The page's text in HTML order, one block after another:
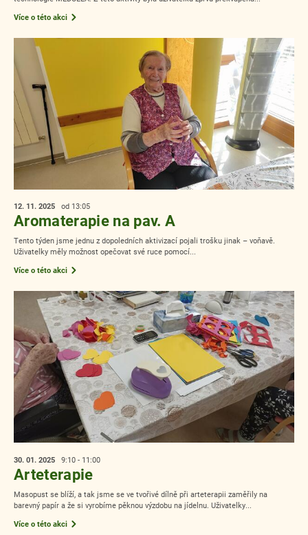
Více o této akci
12. 11. 2025 od 13:05
Aromaterapie na pav. A
Tento týden jsme jednu z dopoledních aktivizací pojali trošku jinak – voňavě.
Uživatelky měly možnost opečovat své ruce pomocí...
Více o této akci
30. 01. 2025 9:10 - 11:00
Arteterapie
Masopust se blíží, a tak jsme se ve tvořivé dílně při arteterapii zaměřily na
barevný papír a že si vyrobíme pěknou výzdobu na jídelnu. Uživatelky...
Více o této akci